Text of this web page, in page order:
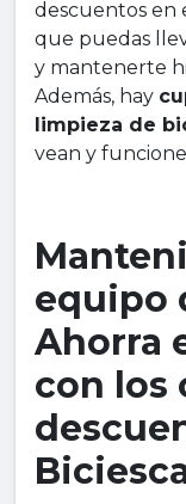
descuentos en
que puedas
y mantenerte
Además, hay
limpieza de
vean y
equipo
Ahorra
con los